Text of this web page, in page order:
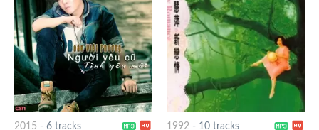
2015 - 6 tracks
1992 - 10 tracks